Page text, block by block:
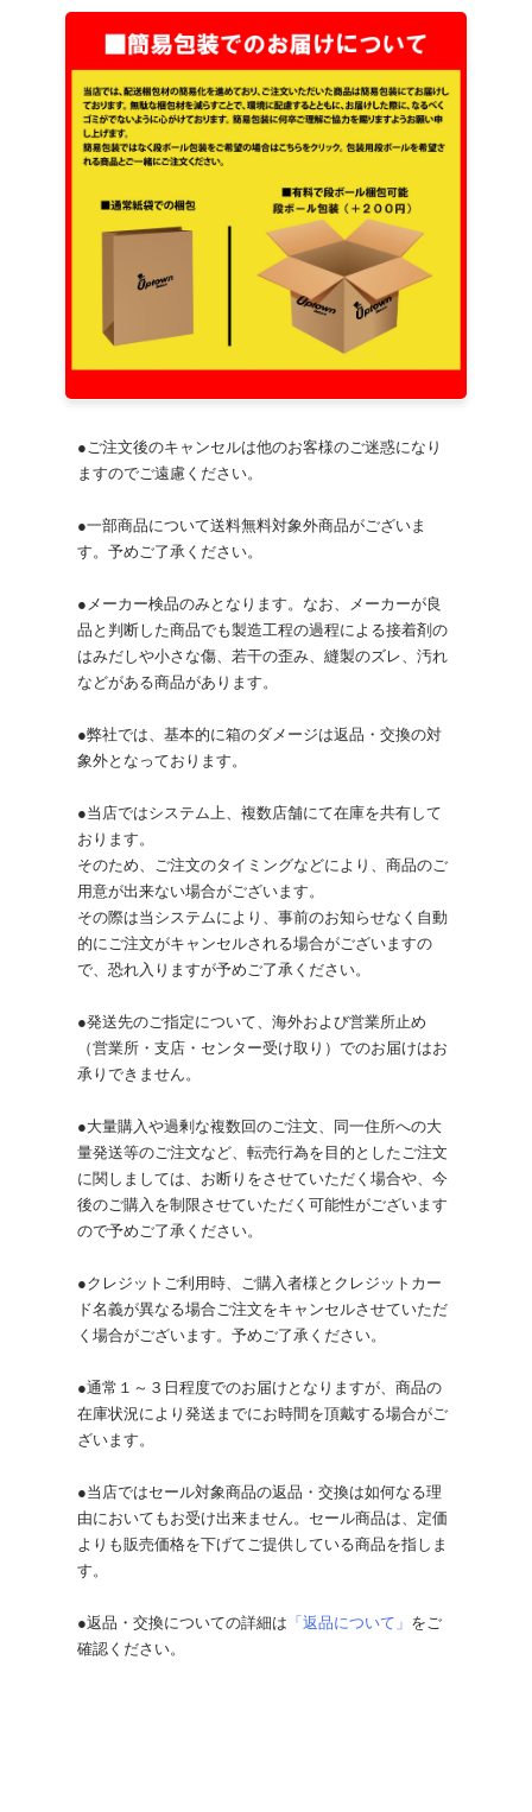
●ご注文後のキャンセルは他のお客様のご迷惑になり
ますのでご遠慮ください。
●一部商品について送料無料対象外商品がございま
す。予めご了承ください。
●メーカー検品のみとなります。なお、メーカーが良
品と判断した商品でも製造工程の過程による接着剤の
はみだしや小さな傷、若干の歪み、縫製のズレ、汚れ
などがある商品があります。
●弊社では、基本的に箱のダメージは返品・交換の対
象外となっております。
●当店ではシステム上、複数店舗にて在庫を共有して
おります。
そのため、ご注文のタイミングなどにより、商品のご
用意が出来ない場合がございます。
その際は当システムにより、事前のお知らせなく自動
的にご注文がキャンセルされる場合がございますの
で、恐れ入りますが予めご了承ください。
●発送先のご指定について、海外および営業所止め
（営業所・支店・センター受け取り）でのお届けはお
承りできません。
●大量購入や過剰な複数回のご注文、同一住所への大
量発送等のご注文など、転売行為を目的としたご注文
に関しましては、お断りをさせていただく場合や、今
後のご購入を制限させていただく可能性がございます
ので予めご了承ください。
●クレジットご利用時、ご購入者様とクレジットカー
ド名義が異なる場合ご注文をキャンセルさせていただ
く場合がございます。予めご了承ください。
●通常１～３日程度でのお届けとなりますが、商品の
在庫状況により発送までにお時間を頂戴する場合がご
ざいます。
●当店ではセール対象商品の返品・交換は如何なる理
由においてもお受け出来ません。セール商品は、定価
よりも販売価格を下げてご提供している商品を指しま
す。
●返品・交換についての詳細は 「返品について」 をご
確認ください。